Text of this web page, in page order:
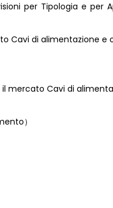
per Tipologia e per
Cavi di alimentazione e
mercato Cavi di
）